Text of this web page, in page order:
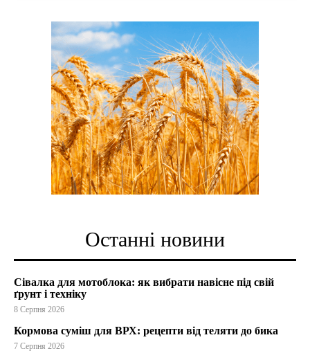
Останні новини
Сівалка для мотоблока: як вибрати навісне під свій
ґрунт і техніку
8 Серпня 2026
Кормова суміш для ВРХ: рецепти від теляти до бика
7 Серпня 2026